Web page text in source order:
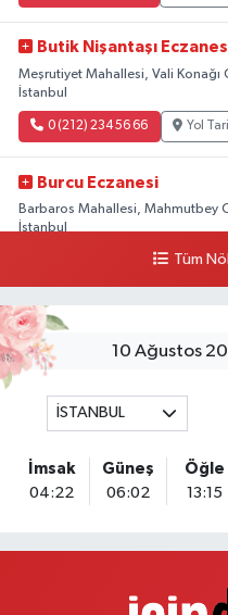
Butik Nişantaşı
Meşrutiyet Mahallesi, Vali Konağı
İstanbul
0 (212) 234 56 66 Yol
Burcu Eczanesi
Barbaros Mahallesi, Mahmutbey
İstanbul
Yol
Tuna Tillo Eczanesi
Akşemsettin Mahallesi, Akdeniz
Tersane İstanbul
Camiikebir Mahallesi, Taşkızak
Fetih Mahallesi, Hicazkar Sokak,
Tüm
10 Ağustos
İSTANBUL
İmsak
04:22
Güneş
06:02
Öğle
13:15